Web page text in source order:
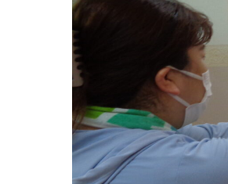
⼤阪府私⽴幼稚園連盟
社会福祉法人野田福祉会